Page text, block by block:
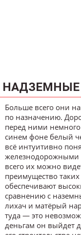
НАДЗЕМНЫЕ
Больше всего они
по назначению.
перед ними
синем фоне белый
всё интуитивно
железнодорожными
всего их можно
преимущество
обеспечивают
сравнению с
лихач и матёрый
туда — это
деньгам он выйдет